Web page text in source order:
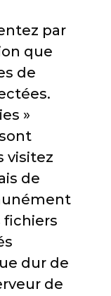
par
que
de
»
visitez
de
fichiers
dur de
de